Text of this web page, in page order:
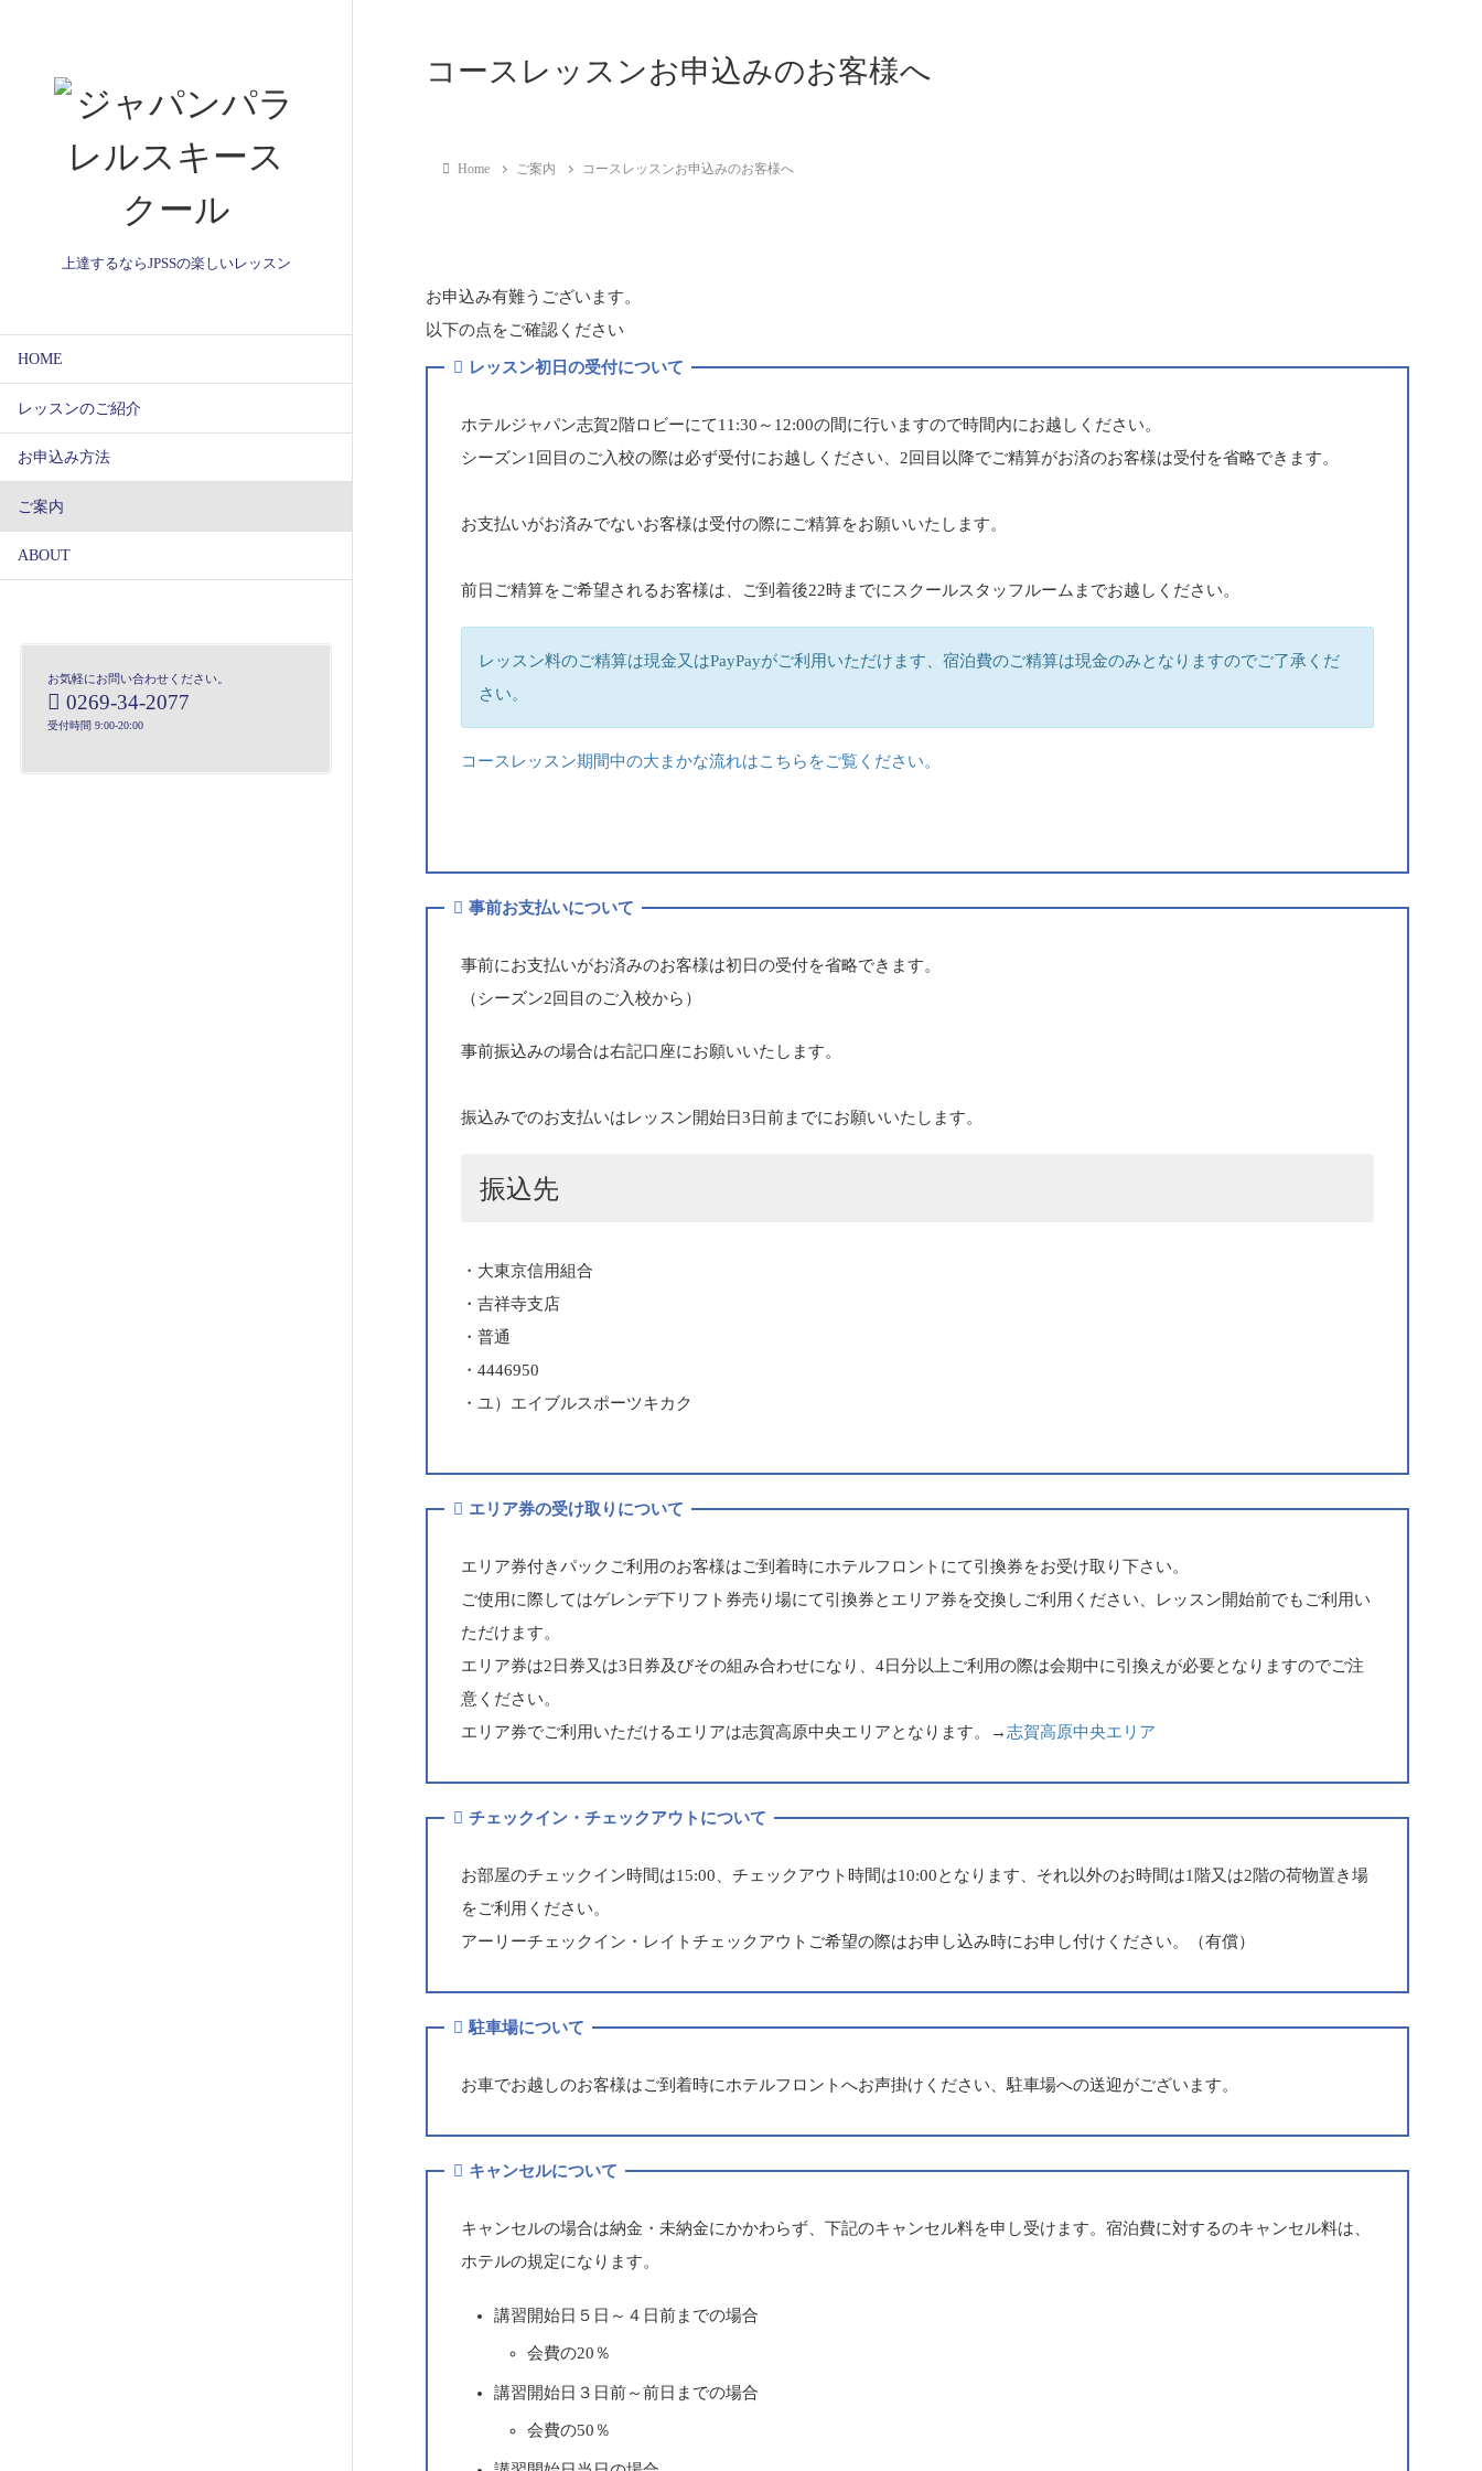
上達するならJPSSの楽しいレッスン
HOME
レッスンのご紹介
お申込み方法
ご案内
ABOUT
お気軽にお問い合わせください。
0269-34-2077
受付時間 9:00-20:00
コースレッスンお申込みのお客様へ
Home ご案内 コースレッスンお申込みのお客様へ
お申込み有難うございます。
以下の点をご確認ください
レッスン初日の受付について
ホテルジャパン志賀2階ロビーにて11:30～12:00の間に行いますので時間内にお越しください。
シーズン1回目のご入校の際は必ず受付にお越しください、2回目以降でご精算がお済のお客様は受付を省略できます。
お支払いがお済みでないお客様は受付の際にご精算をお願いいたします。
前日ご精算をご希望されるお客様は、ご到着後22時までにスクールスタッフルームまでお越しください。
レッスン料のご精算は現金又はPayPayがご利用いただけます、宿泊費のご精算は現金のみとなりますのでご了承くだ
さい。
コースレッスン期間中の大まかな流れはこちらをご覧ください。
事前お支払いについて
事前にお支払いがお済みのお客様は初日の受付を省略できます。
（シーズン2回目のご入校から）
事前振込みの場合は右記口座にお願いいたします。
振込みでのお支払いはレッスン開始日3日前までにお願いいたします。
振込先
・大東京信用組合
・吉祥寺支店
・普通
・4446950
・ユ）エイブルスポーツキカク
エリア券の受け取りについて
エリア券付きパックご利用のお客様はご到着時にホテルフロントにて引換券をお受け取り下さい。
ご使用に際してはゲレンデ下リフト券売り場にて引換券とエリア券を交換しご利用ください、レッスン開始前でもご利用い
ただけます。
エリア券は2日券又は3日券及びその組み合わせになり、4日分以上ご利用の際は会期中に引換えが必要となりますのでご注
意ください。
エリア券でご利用いただけるエリアは志賀高原中央エリアとなります。→志賀高原中央エリア
チェックイン・チェックアウトについて
お部屋のチェックイン時間は15:00、チェックアウト時間は10:00となります、それ以外のお時間は1階又は2階の荷物置き場
をご利用ください。
アーリーチェックイン・レイトチェックアウトご希望の際はお申し込み時にお申し付けください。（有償）
駐車場について
お車でお越しのお客様はご到着時にホテルフロントへお声掛けください、駐車場への送迎がございます。
キャンセルについて
キャンセルの場合は納金・未納金にかかわらず、下記のキャンセル料を申し受けます。宿泊費に対するのキャンセル料は、
ホテルの規定になります。
講習開始日５日～４日前までの場合
会費の20％
講習開始日３日前～前日までの場合
会費の50％